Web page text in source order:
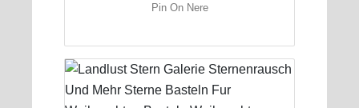
Pin On Nere